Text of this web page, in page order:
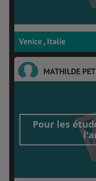
Venice , Italie
MATHILDE
Pour les